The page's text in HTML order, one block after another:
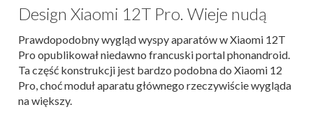
Design Xiaomi 12T Pro. Wieje nudą
Prawdopodobny wygląd wyspy aparatów w Xiaomi 12T
Pro opublikował niedawno francuski portal phonandroid.
Ta część konstrukcji jest bardzo podobna do Xiaomi 12
Pro, choć moduł aparatu głównego rzeczywiście wygląda
na większy.